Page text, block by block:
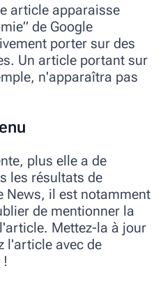
article apparaisse
de Google
porter sur des
Un article portant sur
n'apparaîtra pas
plus elle a de
les résultats de
News, il est notamment
de mentionner la
Mettez-la à jour
l'article avec de